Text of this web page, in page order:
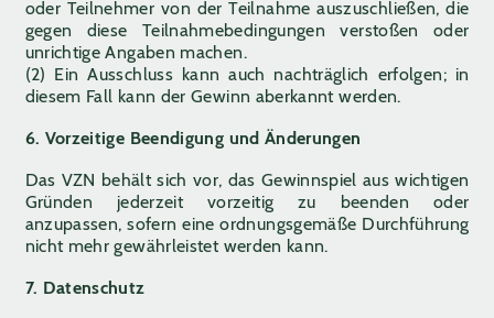
oder Teilnehmer von der Teilnahme auszuschließen, die
gegen diese Teilnahmebedingungen verstoßen oder
unrichtige Angaben machen.
(2) Ein Ausschluss kann auch nachträglich erfolgen; in
diesem Fall kann der Gewinn aberkannt werden.
6. Vorzeitige Beendigung und Änderungen
Das VZN behält sich vor, das Gewinnspiel aus wichtigen
Gründen jederzeit vorzeitig zu beenden oder
anzupassen, sofern eine ordnungsgemäße Durchführung
nicht mehr gewährleistet werden kann.
7. Datenschutz